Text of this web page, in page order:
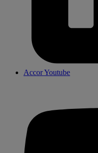
Accor Youtube